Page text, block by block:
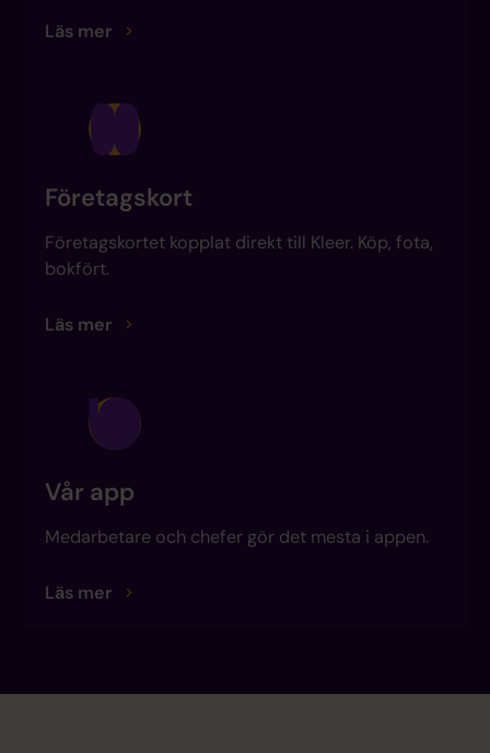
Läs mer
Företagskort
Företagskortet kopplat direkt till Kleer. Köp, fota,
bokfört.
Läs mer
Vår app
Medarbetare och chefer gör det mesta i appen.
Läs mer